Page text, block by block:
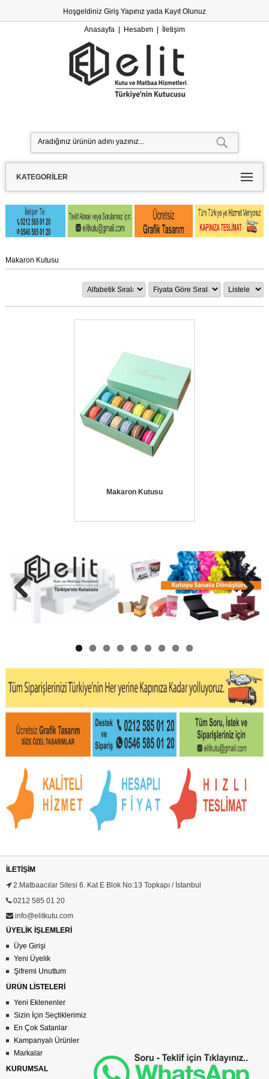
Hoşgeldiniz Giriş Yapınızyada Kayıt Olunuz
Anasayfa| Hesabım| İletişim
KATEGORILER
Makaron Kutusu
Makaron Kutusu
Previous Next
İLETIŞIM
2.Matbaacılar Sitesi 6. Kat E Blok No:13 Topkapı / İstanbul
0212 585 01 20
info@elitkutu.com
ÜYELİK İŞLEMLERİ
Üye Girişi
Yeni Üyelik
Şifremi Unuttum
ÜRÜN LİSTELERİ
Yeni Eklenenler
Sizin İçin Seçtiklerimiz
En Çok Satanlar
Kampanyalı Ürünler
Markalar
KURUMSAL